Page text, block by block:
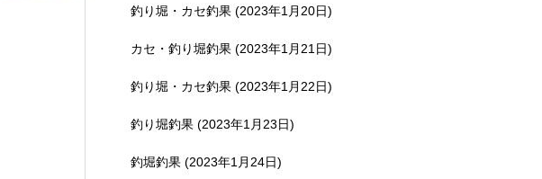
釣り堀・カセ釣果 (2023年1月20日)
カセ・釣り堀釣果 (2023年1月21日)
釣り堀・カセ釣果 (2023年1月22日)
釣り堀釣果 (2023年1月23日)
釣堀釣果 (2023年1月24日)